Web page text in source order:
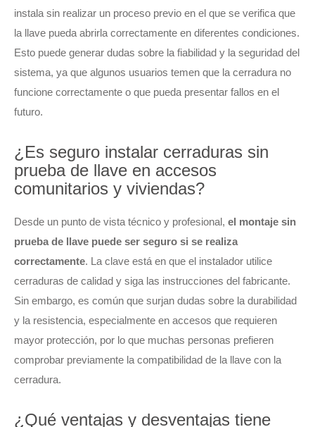
instala sin realizar un proceso previo en el que se verifica que
la llave pueda abrirla correctamente en diferentes condiciones.
Esto puede generar dudas sobre la fiabilidad y la seguridad del
sistema, ya que algunos usuarios temen que la cerradura no
funcione correctamente o que pueda presentar fallos en el
futuro.
¿Es seguro instalar cerraduras sin
prueba de llave en accesos
comunitarios y viviendas?
Desde un punto de vista técnico y profesional, el montaje sin
prueba de llave puede ser seguro si se realiza
correctamente. La clave está en que el instalador utilice
cerraduras de calidad y siga las instrucciones del fabricante.
Sin embargo, es común que surjan dudas sobre la durabilidad
y la resistencia, especialmente en accesos que requieren
mayor protección, por lo que muchas personas prefieren
comprobar previamente la compatibilidad de la llave con la
cerradura.
¿Qué ventajas y desventajas tiene